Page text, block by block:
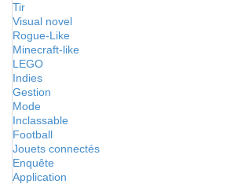
Tir
Visual novel
Rogue-Like
Minecraft-like
LEGO
Indies
Gestion
Mode
Inclassable
Football
Jouets connectés
Enquête
Application